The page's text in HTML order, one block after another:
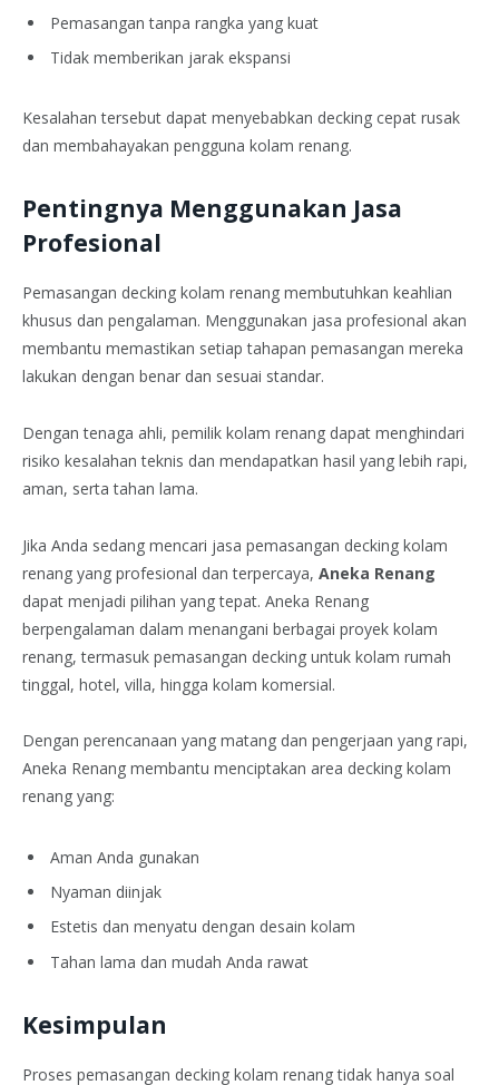
Pemasangan tanpa rangka yang kuat
Tidak memberikan jarak ekspansi
Kesalahan tersebut dapat menyebabkan decking cepat rusak
dan membahayakan pengguna kolam renang.
Pentingnya Menggunakan Jasa
Profesional
Pemasangan decking kolam renang membutuhkan keahlian
khusus dan pengalaman. Menggunakan jasa profesional akan
membantu memastikan setiap tahapan pemasangan mereka
lakukan dengan benar dan sesuai standar.
Dengan tenaga ahli, pemilik kolam renang dapat menghindari
risiko kesalahan teknis dan mendapatkan hasil yang lebih rapi,
aman, serta tahan lama.
Jika Anda sedang mencari jasa pemasangan decking kolam
renang yang profesional dan terpercaya, Aneka Renang
dapat menjadi pilihan yang tepat. Aneka Renang
berpengalaman dalam menangani berbagai proyek kolam
renang, termasuk pemasangan decking untuk kolam rumah
tinggal, hotel, villa, hingga kolam komersial.
Dengan perencanaan yang matang dan pengerjaan yang rapi,
Aneka Renang membantu menciptakan area decking kolam
renang yang:
Aman Anda gunakan
Nyaman diinjak
Estetis dan menyatu dengan desain kolam
Tahan lama dan mudah Anda rawat
Kesimpulan
Proses pemasangan decking kolam renang tidak hanya soal